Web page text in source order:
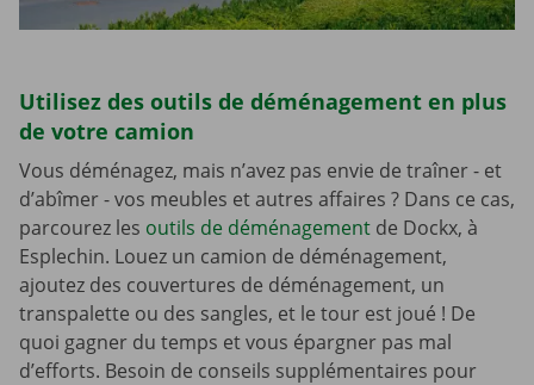
Utilisez des outils de déménagement en plus
de votre camion
Vous déménagez, mais n’avez pas envie de traîner - et
d’abîmer - vos meubles et autres affaires ? Dans ce cas,
parcourez les outils de déménagement de Dockx, à
Esplechin. Louez un camion de déménagement,
ajoutez des couvertures de déménagement, un
transpalette ou des sangles, et le tour est joué ! De
quoi gagner du temps et vous épargner pas mal
d’efforts. Besoin de conseils supplémentaires pour